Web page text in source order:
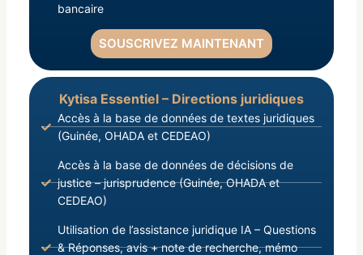
bancaire
SOUSCRIVEZ MAINTENANT
Kytisa Essentiel – Directions juridiques
Accès à la base de données de textes juridiques
(Guinée, OHADA et CEDEAO)
Accès à la base de données de décisions de
justice – jurisprudence (Guinée, OHADA et
CEDEAO)
Utilisation de l’assistance juridique IA – Questions
& Réponses, avis + note de recherche, mémo